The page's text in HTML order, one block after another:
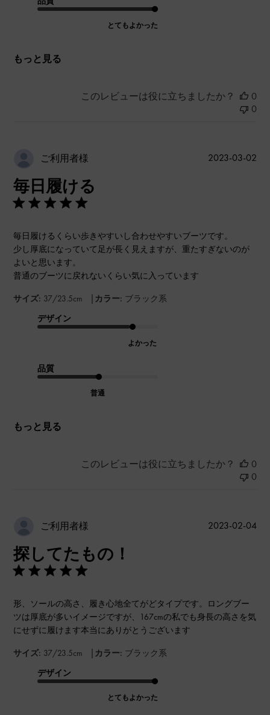
とてもよかった
もっと見る
このレビューは役に立ちましたか？
0
0
ご利用者様
毎日履ける
毎日履けるくらい歩きやすいし合わせやすいブーツです。
少し厚底になっていて足が長く見えますが、重たすぎないのが
よいと思います。
普通のブーツに戻れないくらい気に入っています
サイズ: 37/23.5cm | カラー: ブラック系
デザイン
よかった
品質
普通
もっと見る
公
2023-03-02
このレビューは役に立ちましたか？
0
0
ご利用者様
探してたもの！
形、ソールの高さ、履き心地全てがどタイプです。ロングブー
ツは厚底が多いイメージですが、167cmの私でも身長の高さを気
にせずに履けます本当にありがとうございます
サイズ: 37/23.5cm | カラー: ブラック系
デザイン
とてもよかった
公
2023-02-04